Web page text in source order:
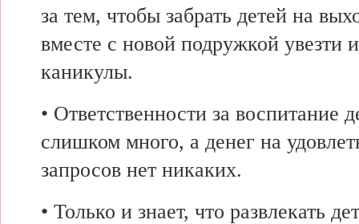
за тем, чтобы забрать детей на
вместе с новой подружкой увезти
каникулы.
• Ответственности за воспитание
слишком много, а денег на
запросов нет никаких.
• Только и знает, что развлекать